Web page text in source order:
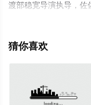
渡部稳宽导演执导，佐
精彩演绎的日本动漫
电视猫或剧情网等平台
猜你喜欢